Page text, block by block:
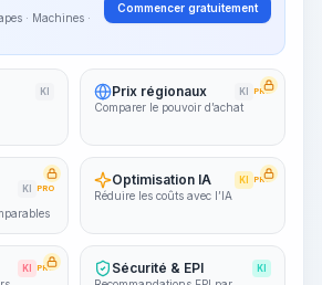
· Machines ·
Commencer gratuitement
KI Prix régionaux KI PRO
Comparer le pouvoir d’achat
KI PRO
Optimisation IA KI PRO
Réduire les coûts avec l’IA
KI PRO Sécurité & EPI KI